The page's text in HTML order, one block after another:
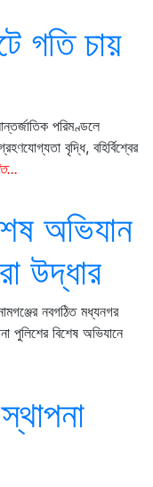
গতি চায়
পরিমণ্ডলে
বৃদ্ধি, বহির্বিশ্বের
অভিযান
উদ্ধার
নবগঠিত মধ্যনগর
পুলিশের বিশেষ অভিযানে